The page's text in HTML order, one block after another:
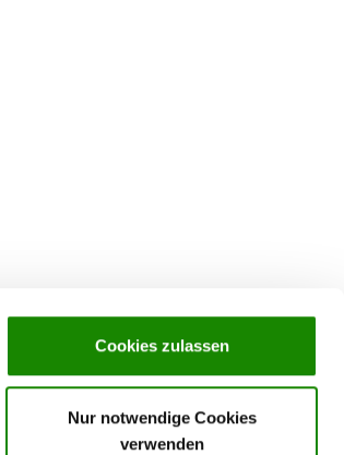
Cookies zulassen
Nur notwendige Cookies
verwenden